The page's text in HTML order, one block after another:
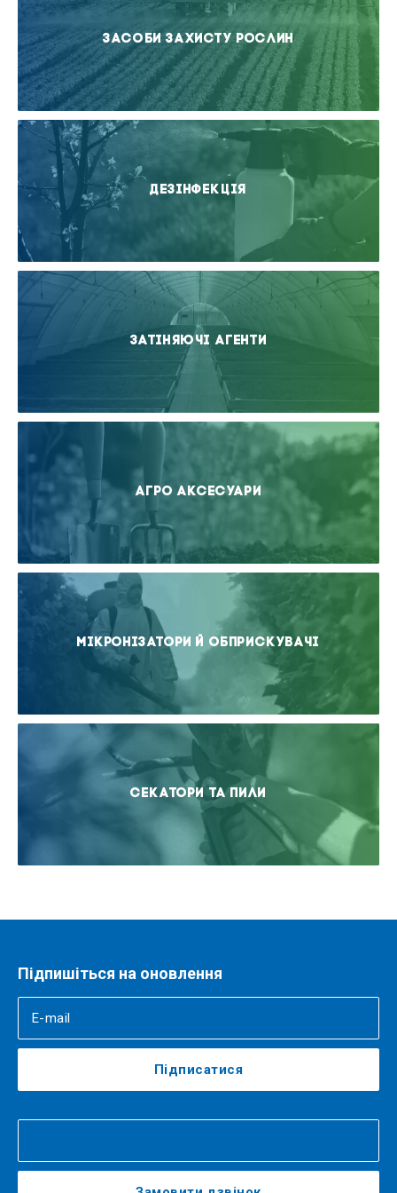
Засоби захисту рослин
Дезінфекція
Затіняючі агенти
Агро аксесуари
Мікронізатори й обприскувачі
Секатори та пили
Підпишіться на оновлення
Підписатися